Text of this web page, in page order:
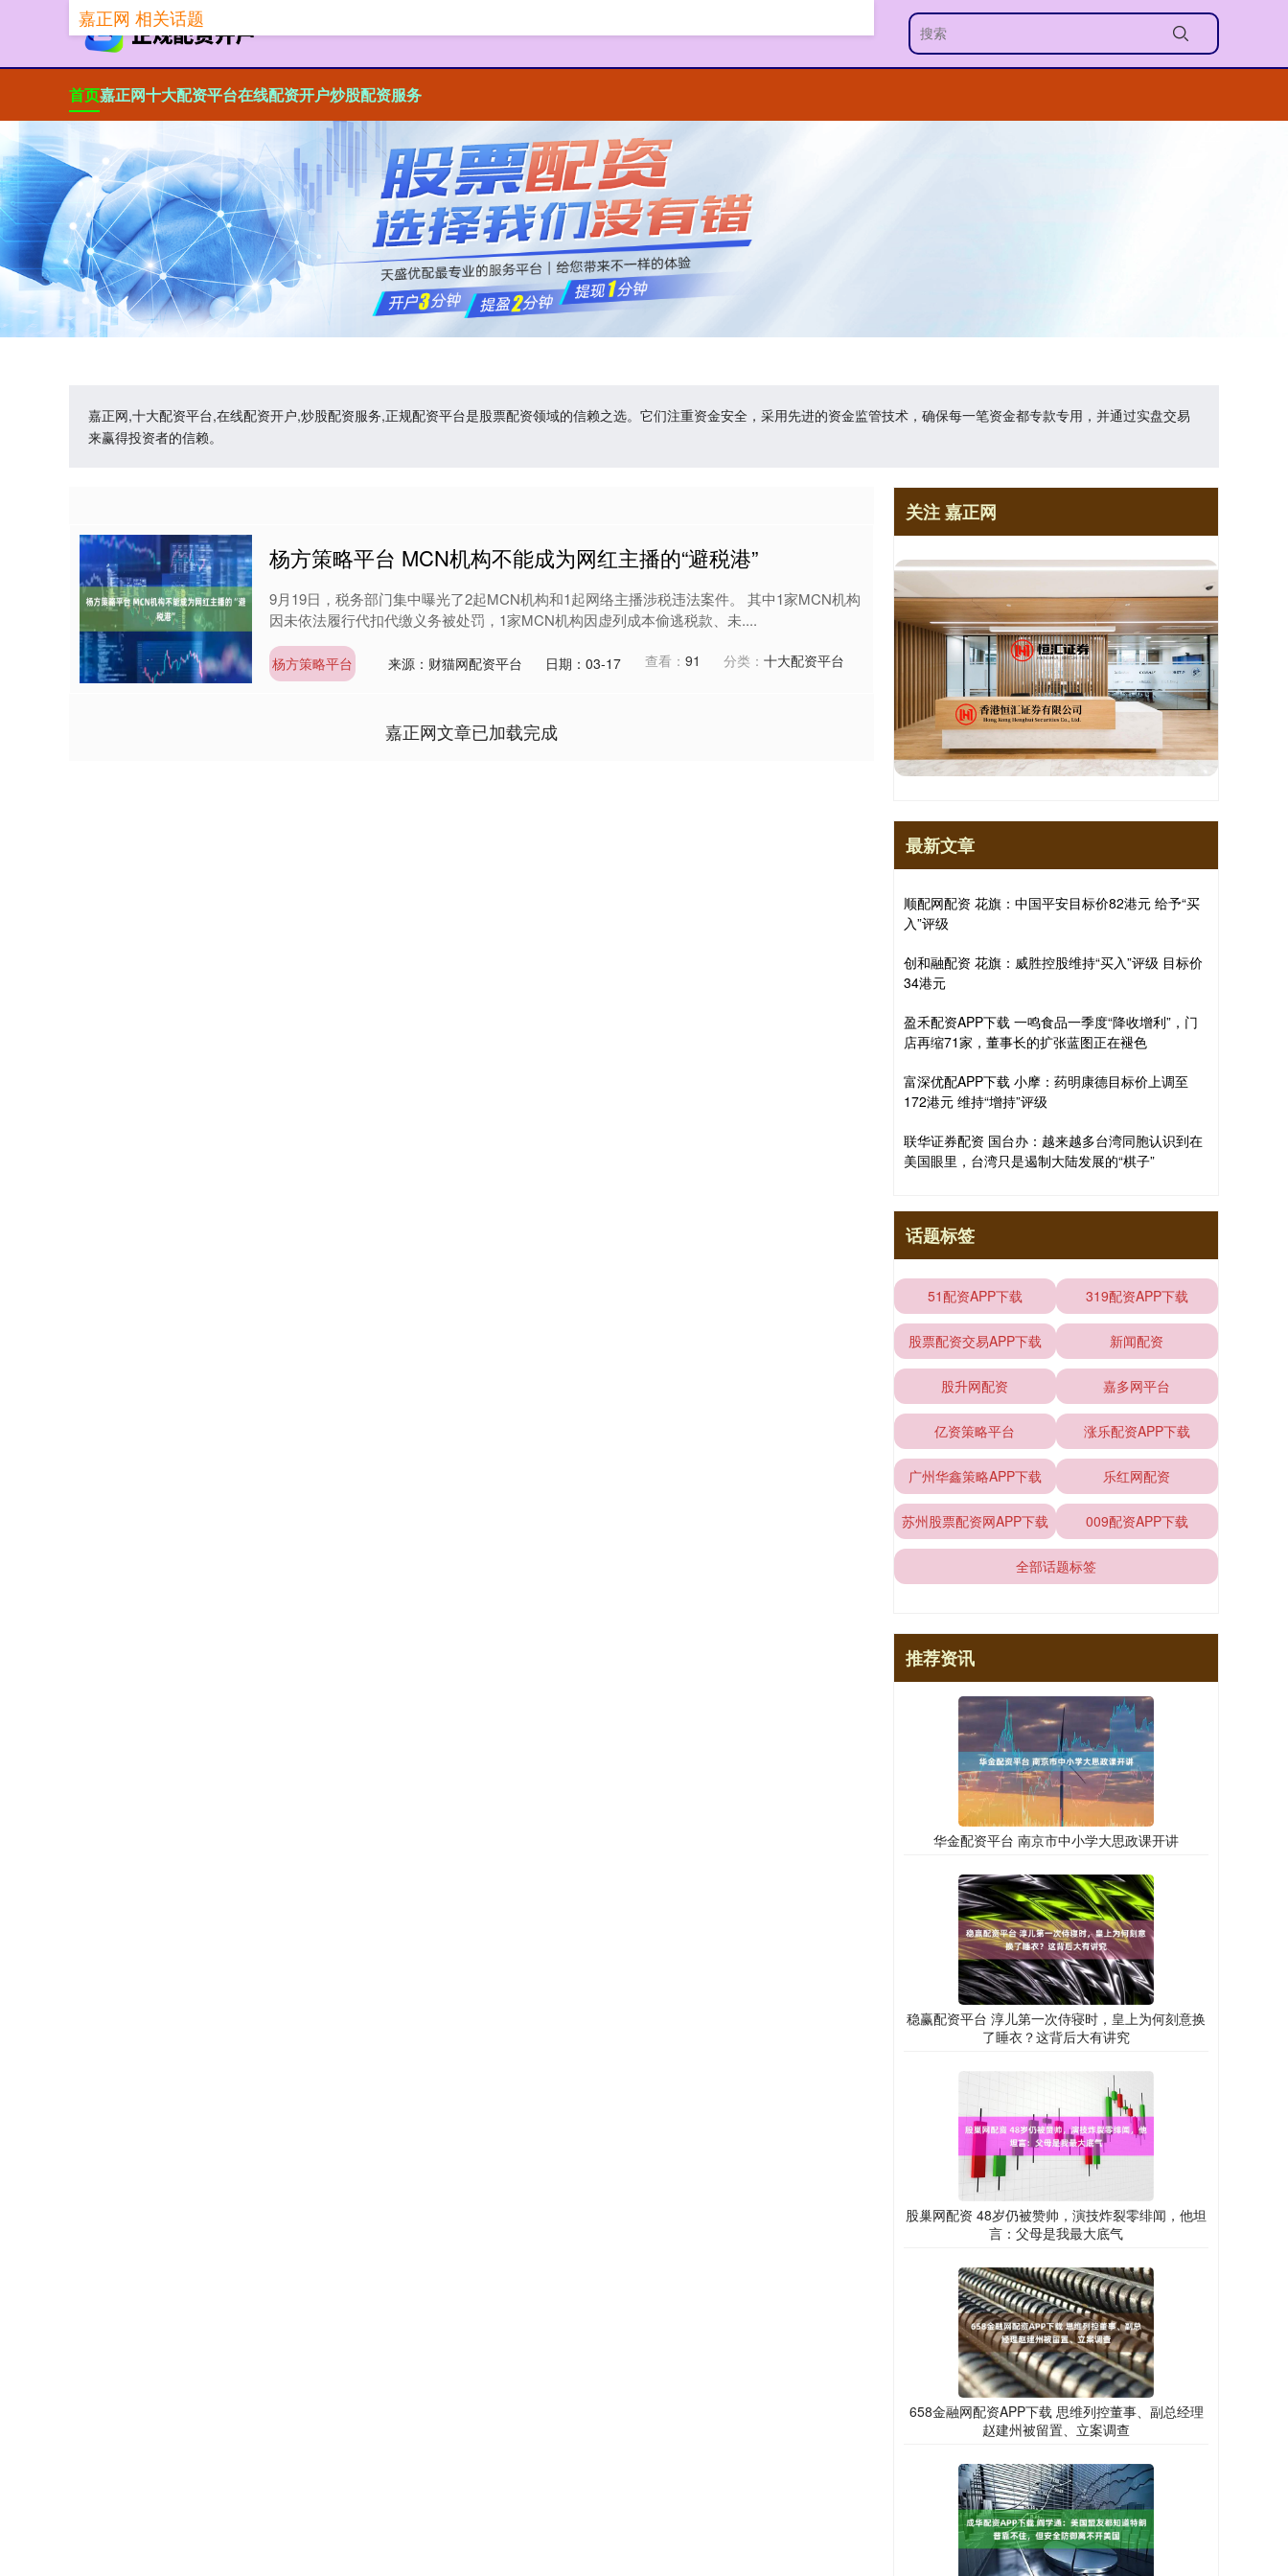
首页嘉正网十大配资平台在线配资开户炒股配资服务
嘉正网,十大配资平台,在线配资开户,炒股配资服务,正规配资平台是股票配资领域的信赖之选。它们注重资金安全，采用先进的资金监管技术，确保每一笔资金都专款专用，并通过实盘交易
来赢得投资者的信赖。
嘉正网 相关话题
杨方策略平台 MCN机构不能成为网红主播的“避税港”
9月19日，税务部门集中曝光了2起MCN机构和1起网络主播涉税违法案件。 其中1家MCN机构
因未依法履行代扣代缴义务被处罚，1家MCN机构因虚列成本偷逃税款、未....
杨方策略平台 来源：财猫网配资平台 日期：03-17 查看： 91 分类： 十大配资平台
嘉正网文章已加载完成
关注 嘉正网
最新文章
顺配网配资 花旗：中国平安目标价82港元 给予“买
入”评级
创和融配资 花旗：威胜控股维持“买入”评级 目标价
34港元
盈禾配资APP下载 一鸣食品一季度“降收增利”，门
店再缩71家，董事长的扩张蓝图正在褪色
富深优配APP下载 小摩：药明康德目标价上调至
172港元 维持“增持”评级
联华证券配资 国台办：越来越多台湾同胞认识到在
美国眼里，台湾只是遏制大陆发展的“棋子”
话题标签
51配资APP下载 319配资APP下载
股票配资交易APP下载 新闻配资
股升网配资 嘉多网平台
亿资策略平台 涨乐配资APP下载
广州华鑫策略APP下载 乐红网配资
苏州股票配资网APP下载 009配资APP下载
全部话题标签
推荐资讯
华金配资平台 南京市中小学大思政课开讲
稳赢配资平台 淳儿第一次侍寝时，皇上为何刻意换
了睡衣？这背后大有讲究
股巢网配资 48岁仍被赞帅，演技炸裂零绯闻，他坦
言：父母是我最大底气
658金融网配资APP下载 思维列控董事、副总经理
赵建州被留置、立案调查